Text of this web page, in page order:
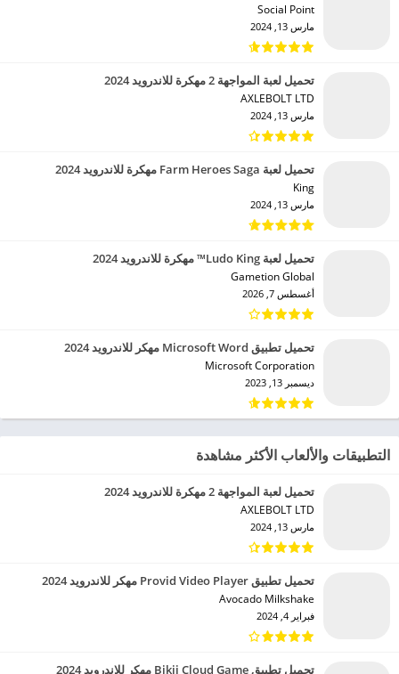
Social Point‏
مارس 13, 2024
تحميل لعبة المواجهة 2 مهكرة للاندرويد 2024
AXLEBOLT LTD‏
مارس 13, 2024
تحميل لعبة Farm Heroes Saga مهكرة للاندرويد 2024
King‏
مارس 13, 2024
تحميل لعبة Ludo King™ مهكرة للاندرويد 2024
Gametion Global‏
أغسطس 7, 2026
تحميل تطبيق Microsoft Word مهكر للاندرويد 2024
Microsoft Corporation‏
ديسمبر 13, 2023
التطبيقات والألعاب الأكثر مشاهدة
تحميل لعبة المواجهة 2 مهكرة للاندرويد 2024
AXLEBOLT LTD‏
مارس 13, 2024
تحميل تطبيق Provid Video Player مهكر للاندرويد 2024
Avocado Milkshake‏
فبراير 4, 2024
تحميل تطبيق Bikii Cloud Game مهكر للاندرويد 2024